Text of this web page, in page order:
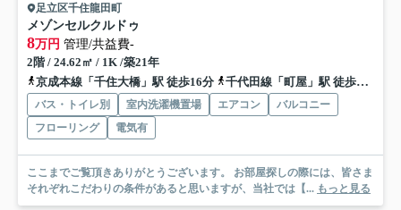
足立区千住龍田町
メゾンセルクルドゥ
8万円 管理/共益費-
2階 / 24.62㎡ / 1K /築21年
京成本線「千住大橋」駅 徒歩16分
千代田線「町屋」駅 徒歩29分
バス・トイレ別 室内洗濯機置場 エアコン
バルコニー
フローリング
電気有
ここまでご覧頂きありがとうございます。 お部屋探しの際には、皆さま
それぞれこだわりの条件があると思いますが、当社では【... もっと見る